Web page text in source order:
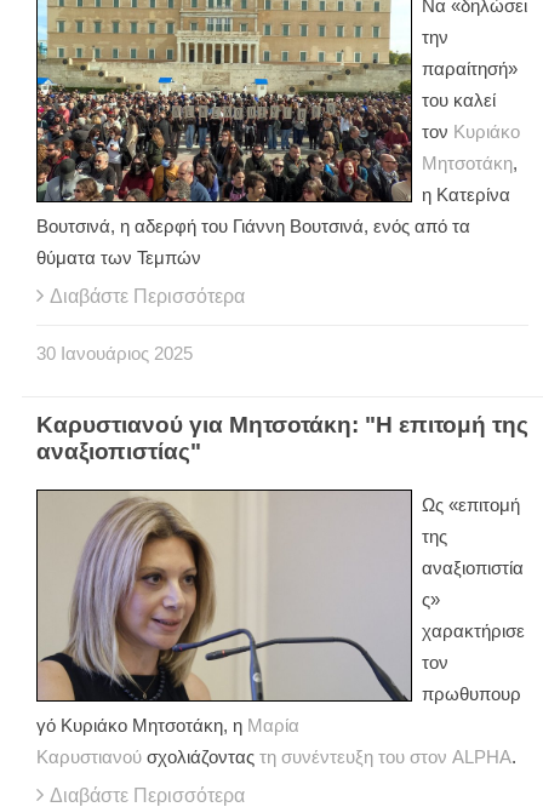
Να «δηλώσει
την
παραίτησή»
του καλεί
τον Κυριάκο
Μητσοτάκη,
η Κατερίνα
Βουτσινά, η αδερφή του Γιάννη Βουτσινά, ενός από τα
θύματα των Τεμπών
Διαβάστε Περισσότερα
30 Ιανουάριος 2025
Καρυστιανού για Μητσοτάκη: "Η επιτομή της
αναξιοπιστίας"
Ως «επιτομή
της
αναξιοπιστία
ς»
χαρακτήρισε
τον
πρωθυπουρ
γό Κυριάκο Μητσοτάκη, η Μαρία
Καρυστιανού σχολιάζοντας τη συνέντευξη του στον ALPHA.
Διαβάστε Περισσότερα